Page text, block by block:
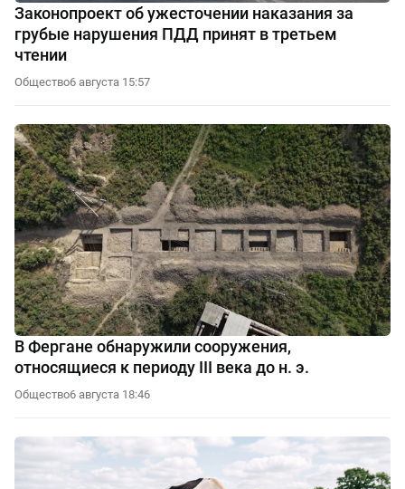
Законопроект об ужесточении наказания за
грубые нарушения ПДД принят в третьем
чтении
Общество6 августа 15:57
В Фергане обнаружили сооружения,
относящиеся к периоду III века до н. э.
Общество6 августа 18:46